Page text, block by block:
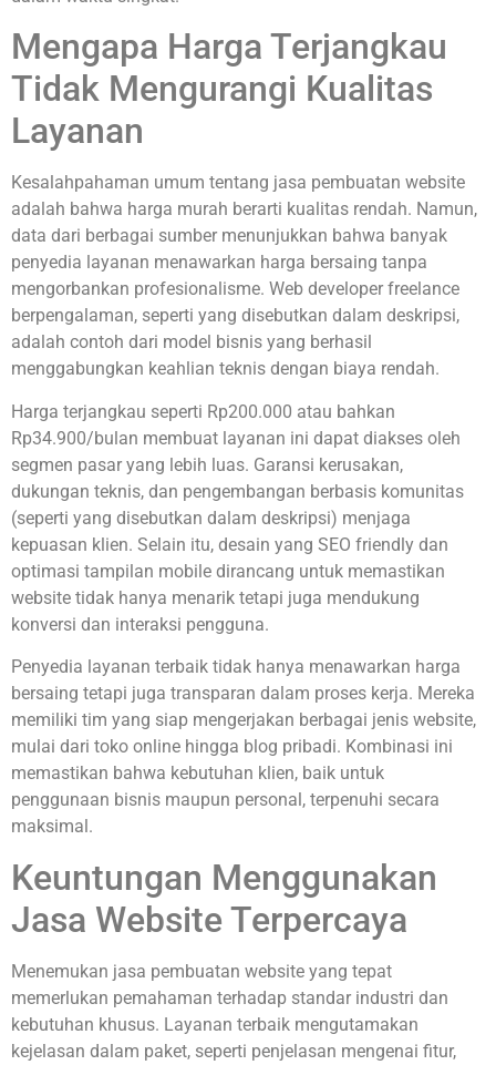
Mengapa Harga Terjangkau
Tidak Mengurangi Kualitas
Layanan
Kesalahpahaman umum tentang jasa pembuatan website
adalah bahwa harga murah berarti kualitas rendah. Namun,
data dari berbagai sumber menunjukkan bahwa banyak
penyedia layanan menawarkan harga bersaing tanpa
mengorbankan profesionalisme. Web developer freelance
berpengalaman, seperti yang disebutkan dalam deskripsi,
adalah contoh dari model bisnis yang berhasil
menggabungkan keahlian teknis dengan biaya rendah.
Harga terjangkau seperti Rp200.000 atau bahkan
Rp34.900/bulan membuat layanan ini dapat diakses oleh
segmen pasar yang lebih luas. Garansi kerusakan,
dukungan teknis, dan pengembangan berbasis komunitas
(seperti yang disebutkan dalam deskripsi) menjaga
kepuasan klien. Selain itu, desain yang SEO friendly dan
optimasi tampilan mobile dirancang untuk memastikan
website tidak hanya menarik tetapi juga mendukung
konversi dan interaksi pengguna.
Penyedia layanan terbaik tidak hanya menawarkan harga
bersaing tetapi juga transparan dalam proses kerja. Mereka
memiliki tim yang siap mengerjakan berbagai jenis website,
mulai dari toko online hingga blog pribadi. Kombinasi ini
memastikan bahwa kebutuhan klien, baik untuk
penggunaan bisnis maupun personal, terpenuhi secara
maksimal.
Keuntungan Menggunakan
Jasa Website Terpercaya
Menemukan jasa pembuatan website yang tepat
memerlukan pemahaman terhadap standar industri dan
kebutuhan khusus. Layanan terbaik mengutamakan
kejelasan dalam paket, seperti penjelasan mengenai fitur,